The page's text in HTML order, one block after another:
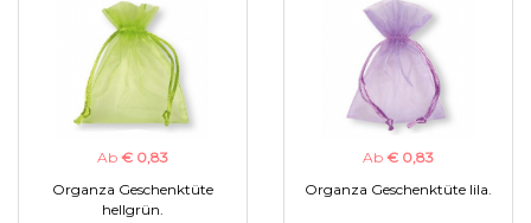
Ab € 0,83
Organza Geschenktüte
hellgrün.
Ab € 0,83
Organza Geschenktüte lila.